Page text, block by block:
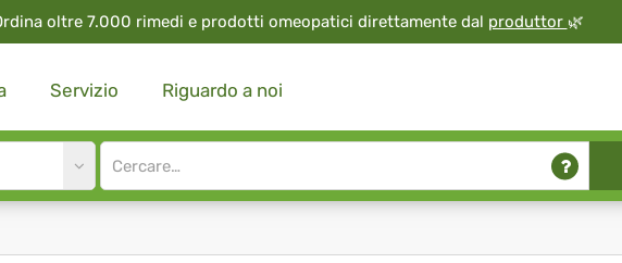
oltre 7.000 rimedi e prodotti omeopatici direttamente dal produttor 🌿
Servizio Riguardo a noi
Site
search